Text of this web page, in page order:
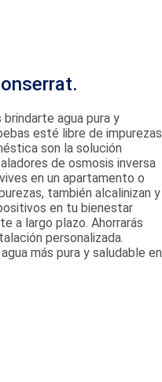
agua pura y
esté libre de impurezas
son la solución
de osmosis inversa
en un apartamento o
también alcalinizan y
en tu bienestar
a largo plazo. Ahorrarás
personalizada.
más pura y saludable en